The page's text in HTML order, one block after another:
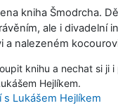
kniha Šmodrcha.
ale i divadelní
a nalezeném
knihu a nechat si ji
Hejlíkem.
s Lukášem Hejlíkem